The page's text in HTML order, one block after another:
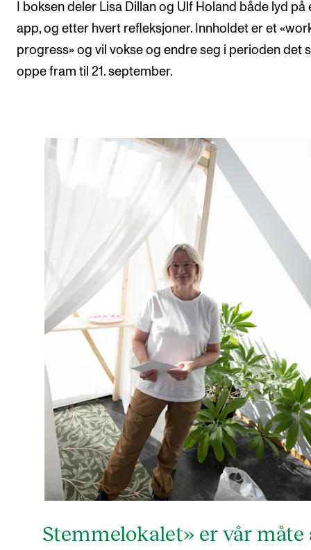
I boksen deler Lisa Dillan og Ulf Holand både lyd på
app, og etter hvert refleksjoner. Innholdet er et
progress» og vil vokse og endre seg i perioden det
oppe fram til 21. september.
Stemmelokalet» er vår måte